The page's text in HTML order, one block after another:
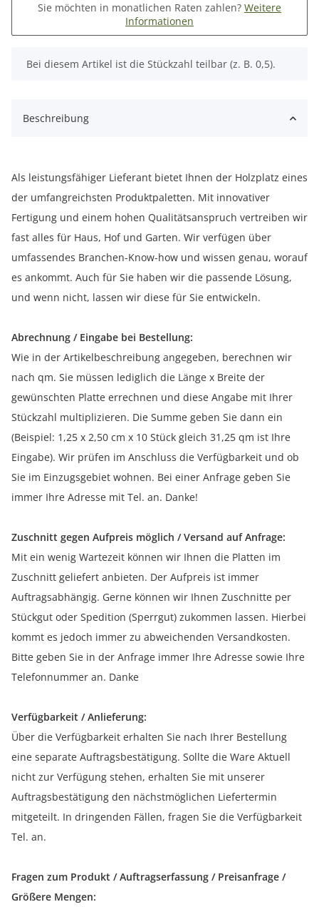
Sie möchten in monatlichen Raten zahlen? Weitere
Informationen
x
Bei diesem Artikel ist die Stückzahl teilbar (z. B. 0,5).
Beschreibung
Als leistungsfähiger Lieferant bietet Ihnen der Holzplatz eines
der umfangreichsten Produktpaletten. Mit innovativer
Fertigung und einem hohen Qualitätsanspruch vertreiben wir
fast alles für Haus, Hof und Garten. Wir verfügen über
umfassendes Branchen-Know-how und wissen genau, worauf
es ankommt. Auch für Sie haben wir die passende Lösung,
und wenn nicht, lassen wir diese für Sie entwickeln.
Abrechnung / Eingabe bei Bestellung:
Wie in der Artikelbeschreibung angegeben, berechnen wir
nach qm. Sie müssen lediglich die Länge x Breite der
gewünschten Platte errechnen und diese Angabe mit Ihrer
Stückzahl multiplizieren. Die Summe geben Sie dann ein
(Beispiel: 1,25 x 2,50 cm x 10 Stück gleich 31,25 qm ist Ihre
Eingabe). Wir prüfen im Anschluss die Verfügbarkeit und ob
Sie im Einzugsgebiet wohnen. Bei einer Anfrage geben Sie
immer Ihre Adresse mit Tel. an. Danke!
Zuschnitt gegen Aufpreis möglich / Versand auf Anfrage:
Mit ein wenig Wartezeit können wir Ihnen die Platten im
Zuschnitt geliefert anbieten. Der Aufpreis ist immer
Auftragsabhängig. Gerne können wir Ihnen Zuschnitte per
Stückgut oder Spedition (Sperrgut) zukommen lassen. Hierbei
kommt es jedoch immer zu abweichenden Versandkosten.
Bitte geben Sie in der Anfrage immer Ihre Adresse sowie Ihre
Telefonnummer an. Danke
Verfügbarkeit / Anlieferung:
Über die Verfügbarkeit erhalten Sie nach Ihrer Bestellung
eine separate Auftragsbestätigung. Sollte die Ware Aktuell
nicht zur Verfügung stehen, erhalten Sie mit unserer
Auftragsbestätigung den nächstmöglichen Liefertermin
mitgeteilt. In dringenden Fällen, fragen Sie die Verfügbarkeit
Tel. an.
Fragen zum Produkt / Auftragserfassung / Preisanfrage /
Größere Mengen: